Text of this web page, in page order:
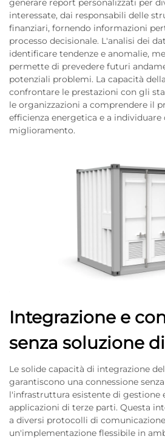
generare report personalizzati per
interessate, dai responsabili delle
finanziari, fornendo informazioni
processo decisionale. L'analisi dei
identificare tendenze e anomalie,
permette di prevedere futuri
potenziali problemi. La capacità
confrontare le prestazioni con gli
le organizzazioni a comprendere il
efficienza energetica e a
miglioramento.
Integrazione e
senza soluzione
Le solide capacità di integrazione
garantiscono una connessione
l'infrastruttura esistente di gestione
applicazioni di terze parti. Questa
a diversi protocolli di
un'implementazione flessibile in